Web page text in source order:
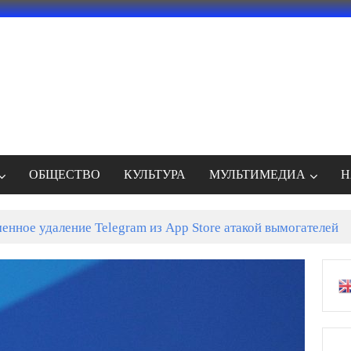
ОБЩЕСТВО КУЛЬТУРА МУЛЬТИМЕДИА
удаление Telegram из App Store атакой вымогателей